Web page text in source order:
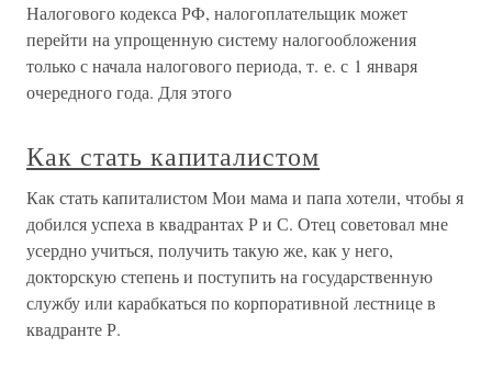
Налогового кодекса РФ, налогоплательщик может
перейти на упрощенную систему налогообложения
только с начала налогового периода, т. е. с 1 января
очередного года. Для этого
Как стать капиталистом
Как стать капиталистом Мои мама и папа хотели, чтобы я
добился успеха в квадрантах Р и С. Отец советовал мне
усердно учиться, получить такую же, как у него,
докторскую степень и поступить на государственную
службу или карабкаться по корпоративной лестнице в
квадранте Р.